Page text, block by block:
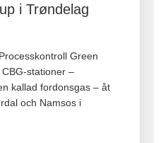
i Trøndelag
Green
–
kallad fordonsgas – åt
och Namsos i